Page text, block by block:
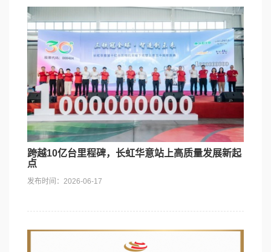
跨越10亿台里程碑，长虹华意站上高质量发展新起
点
发布时间：2026-06-17